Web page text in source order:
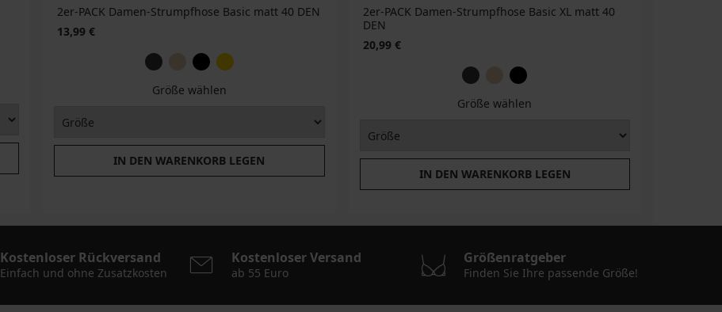
2er-PACK Damen-Strumpfhose Basic matt 40 DEN
13,99 €
Größe wählen
IN DEN WARENKORB LEGEN
2er-PACK Damen-Strumpfhose Basic XL matt 40
DEN
20,99 €
Größe wählen
IN DEN WARENKORB LEGEN
Kostenloser Rückversand
Einfach und ohne Zusatzkosten
Kostenloser Versand
ab 55 Euro
Größenratgeber
Finden Sie Ihre passende Größe!